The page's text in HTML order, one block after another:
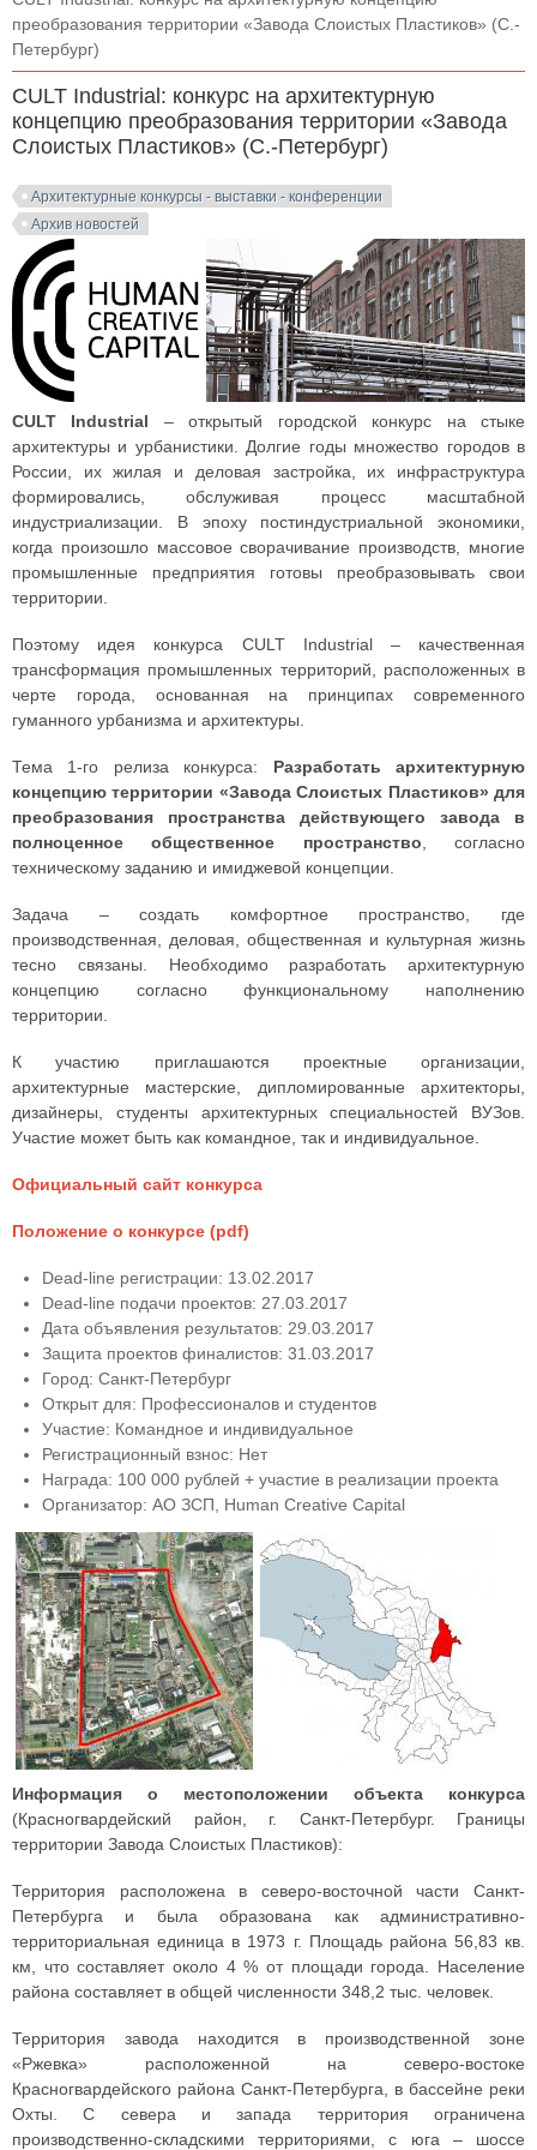
преобразования территории «Завода Слоистых Пластиков» (С.-
Петербург)
CULT Industrial: конкурс на архитектурную
концепцию преобразования территории «Завода
Слоистых Пластиков» (С.-Петербург)
Архитектурные конкурсы - выставки - конференции
Архив новостей
CULT Industrial – открытый городской конкурс на стыке
архитектуры и урбанистики. Долгие годы множество городов в
России, их жилая и деловая застройка, их инфраструктура
формировались, обслуживая процесс масштабной
индустриализации. В эпоху постиндустриальной экономики,
когда произошло массовое сворачивание производств, многие
промышленные предприятия готовы преобразовывать свои
территории.
Поэтому идея конкурса CULT Industrial – качественная
трансформация промышленных территорий, расположенных в
черте города, основанная на принципах современного
гуманного урбанизма и архитектуры.
Тема 1-го релиза конкурса: Разработать архитектурную
концепцию территории «Завода Слоистых Пластиков» для
преобразования пространства действующего завода в
полноценное общественное пространство , согласно
техническому заданию и имиджевой концепции.
Задача – создать комфортное пространство, где
производственная, деловая, общественная и культурная жизнь
тесно связаны. Необходимо разработать архитектурную
концепцию согласно функциональному наполнению
территории.
К участию приглашаются проектные организации,
архитектурные мастерские, дипломированные архитекторы,
дизайнеры, студенты архитектурных специальностей ВУЗов.
Участие может быть как командное, так и индивидуальное.
Официальный сайт конкурса
Положение о конкурсе (pdf)
Dead-line регистрации: 13.02.2017
Dead-line подачи проектов: 27.03.2017
Дата объявления результатов: 29.03.2017
Защита проектов финалистов: 31.03.2017
Город: Санкт-Петербург
Открыт для: Профессионалов и студентов
Участие: Командное и индивидуальное
Регистрационный взнос: Нет
Награда: 100 000 рублей + участие в реализации проекта
Организатор: АО ЗСП, Human Creative Capital
Информация о местоположении объекта конкурса
(Красногвардейский район, г. Санкт-Петербург. Границы
территории Завода Слоистых Пластиков):
Территория расположена в северо-восточной части Санкт-
Петербурга и была образована как административно-
территориальная единица в 1973 г. Площадь района 56,83 кв.
км, что составляет около 4 % от площади города. Население
района составляет в общей численности 348,2 тыс. человек.
Территория завода находится в производственной зоне
«Ржевка» расположенной на северо-востоке
Красногвардейского района Санкт-Петербурга, в бассейне реки
Охты. С севера и запада территория ограничена
производственно-складскими территориями, с юга – шоссе